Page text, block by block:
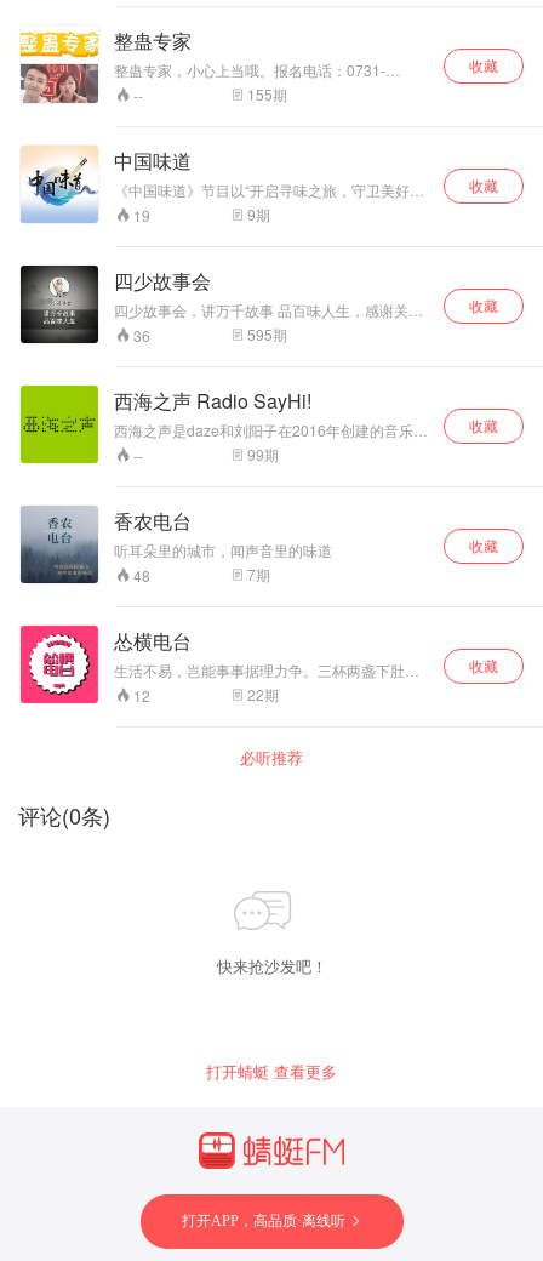
自己。 V听友群：KKFM1314
投稿&合作：
整蛊专家
整蛊专家，小心上当哦。报名电话：0731-
88761886，微信：qiaokecs，留下被整人联系
方式，我们帮你整蛊他。
-- 155期
收藏
中国味道
《中国味道》节目以“开启寻味之旅，守卫美好生
活”为主题，谈中国情、品中国味、传中国道。节
目将邀请十二位艺术家、学者、教育学家等跨界
一起开启寻找中国味道之旅。
19 9期
收藏
四少故事会
四少故事会，讲万千故事 品百味人生，感谢关
注，每天一个小故事。
36 595期
收藏
西海之声 Radio SayHi!
西海之声是daze和刘阳子在2016年创建的音乐电
台，两个中年男人带来十首歌，还有一点点聊
天。 除了主版节目，西海之声的板块还有： @擦
bini @托马斯·慢 制作的电影评析节目 “魔山剧场”
@哈根达斯佛 主持的偏重文娱业内人士访谈的
“be4party” 拼起中国摇滚乐个人史的 “聊养院” 偏
向更小众音乐的 “西海之声Pro” 独立音乐人mixset
的园地 “ProX” 以及特别节目 “西海特辑”。 目前暂
及三个女孩主持的 “Diss你land”。 微博：@西海
之声 @西海之声后花园 玩乐基地：豆瓣小组 “西
海之声” 加群请添加 radioxihai，等西海垂钓人钓
你入群
-- 99期
收藏
香农电台
听耳朵里的城市，闻声音里的味道
48
7期
收藏
怂横电台
生活不易，岂能事事据理力争。三杯两盏下肚，
难免怼天怼地。大家好，这里是怂横电台。
12 22期
收藏
必听推荐
评论(0条)
快来抢沙发吧！
打开蜻蜓 查看更多
打开APP，高品质·离线听